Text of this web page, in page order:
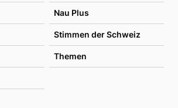
Nau Plus
Stimmen der Schweiz
Themen